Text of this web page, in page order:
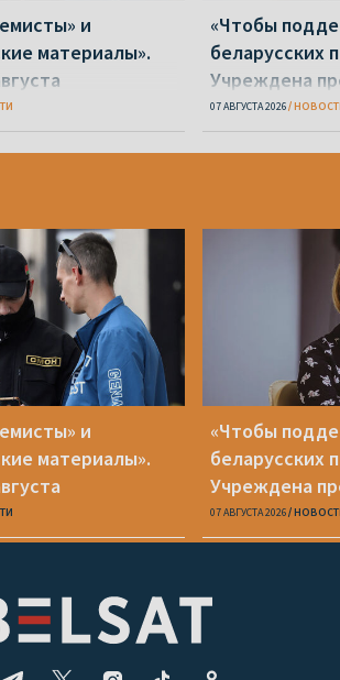
и
материалы».
«Чтобы
беларусских
Учреждена
Вежновец
07 АВГУСТА 2026
и
материалы».
«Чтобы
беларусских
Учреждена
Вежновец
07 АВГУСТА 2026